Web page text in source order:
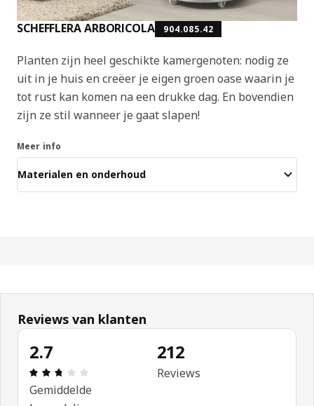
SCHEFFLERA ARBORICOLA 904.085.42
Planten zijn heel geschikte kamergenoten: nodig ze
uit in je huis en creëer je eigen groen oase waarin je
tot rust kan komen na een drukke dag. En bovendien
zijn ze stil wanneer je gaat slapen!
Meer info
Materialen en onderhoud
Reviews van klanten
2.7
Beoordeling: 2.7 van 5 sterren. Totaal
Gemiddelde
212
Reviews